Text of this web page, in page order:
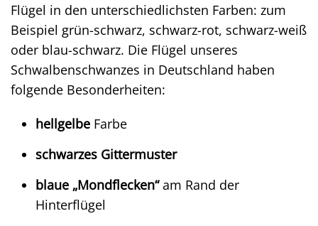
Flügel in den unterschiedlichsten Farben: zum
Beispiel grün-schwarz, schwarz-rot, schwarz-weiß
oder blau-schwarz. Die Flügel unseres
Schwalbenschwanzes in Deutschland haben
folgende Besonderheiten:
hellgelbe Farbe
schwarzes Gittermuster
blaue „Mondflecken“am Rand der
Hinterflügel